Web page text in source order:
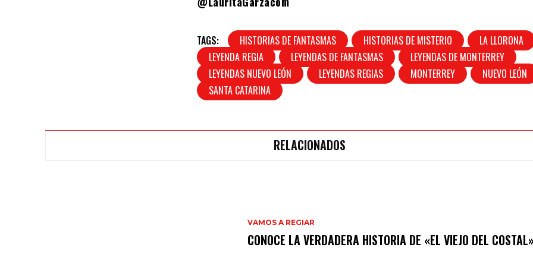
TAGS: HISTORIAS DE FANTASMAS HISTORIAS DE MISTERIO
LA LLORONA
LEYENDA REGIA
LEYENDAS DE FANTASMAS
LEYENDAS DE MONTERREY
LEYENDAS NUEVO LEÓN
LEYENDAS REGIAS MONTERREY
NUEVO LEÓN
SANTA CATARINA
RELACIONADOS
VAMOS A REGIAR
CONOCE LA VERDADERA HISTORIA DE «EL VIEJO DEL